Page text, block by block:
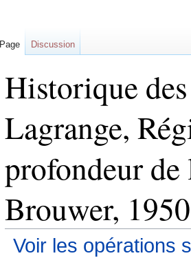
Historique
Lagrange,
profondeur de
Brouwer,
Voir les opérations
Page Discussion